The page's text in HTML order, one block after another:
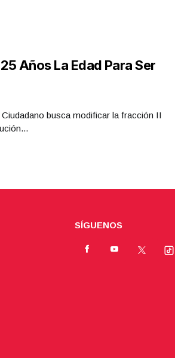
Años La Edad Para Ser
busca modificar la fracción II
SÍGUENOS